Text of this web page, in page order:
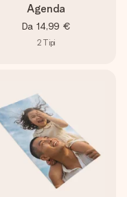
Agenda
Da 14,99 €
2 Tipi